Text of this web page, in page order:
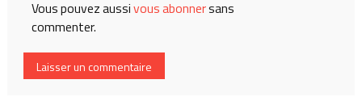
Vous pouvez aussivous abonnersans
commenter.